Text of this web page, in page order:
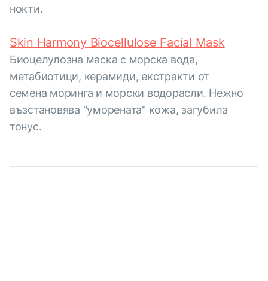
нокти.
Skin Harmony Biocellulose Facial Mask
Биоцелулозна маска с морска вода,
метабиотици, керамиди, екстракти от
семена моринга и морски водорасли. Нежно
възстановява "уморената" кожа, загубила
тонус.